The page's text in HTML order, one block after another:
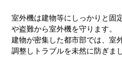
福岡県のエアコン使用時の
室外機は建物等にしっかりと固